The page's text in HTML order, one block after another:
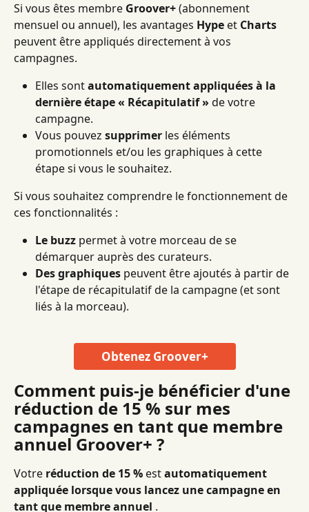
Si vous êtes membre Groover+ (abonnement
mensuel ou annuel), les avantages Hype et Charts
peuvent être appliqués directement à vos
campagnes.
Elles sont automatiquement appliquées à la
dernière étape « Récapitulatif » de votre
campagne.
Vous pouvez supprimer les éléments
promotionnels et/ou les graphiques à cette
étape si vous le souhaitez.
Si vous souhaitez comprendre le fonctionnement de
ces fonctionnalités :
Le buzz permet à votre morceau de se
démarquer auprès des curateurs.
Des graphiques peuvent être ajoutés à partir de
l'étape de récapitulatif de la campagne (et sont
liés à la morceau).
Obtenez Groover+
Comment puis-je bénéficier d'une
réduction de 15 % sur mes
campagnes en tant que membre
annuel Groover+ ?
Votre réduction de 15 % est automatiquement
appliquée lorsque vous lancez une campagne en
tant que membre annuel .